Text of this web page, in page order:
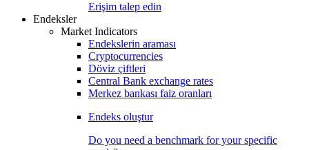
Erişim talep edin
Endeksler
Market Indicators
Endekslerin araması
Cryptocurrencies
Döviz çiftleri
Central Bank exchange rates
Merkez bankası faiz oranları
Endeks oluştur
Do you need a benchmark for your specific